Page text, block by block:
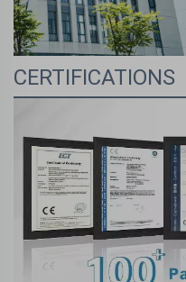
CERTIFICATIONS